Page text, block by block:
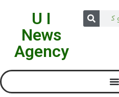
U I
News
Agency